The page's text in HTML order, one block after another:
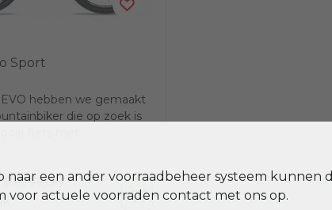
Sport
hebben we gemaakt
die op zoek is
€1.099,00
naar een ander voorraadbeheer systeem kunnen
voor actuele voorraden contact met ons op.